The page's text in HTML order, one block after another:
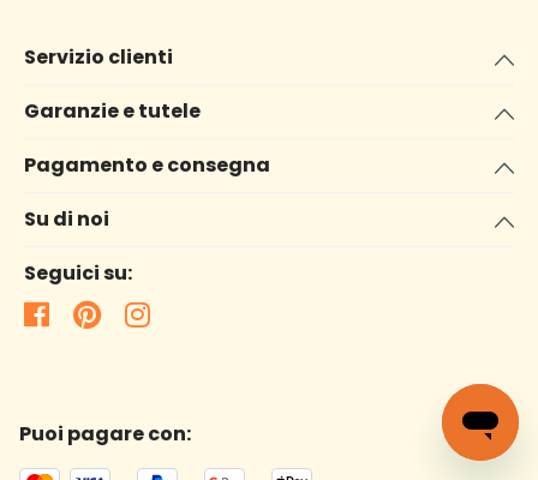
Servizio clienti
Garanzie e tutele
Pagamento e consegna
Su di noi
Seguici su:
Puoi pagare con: